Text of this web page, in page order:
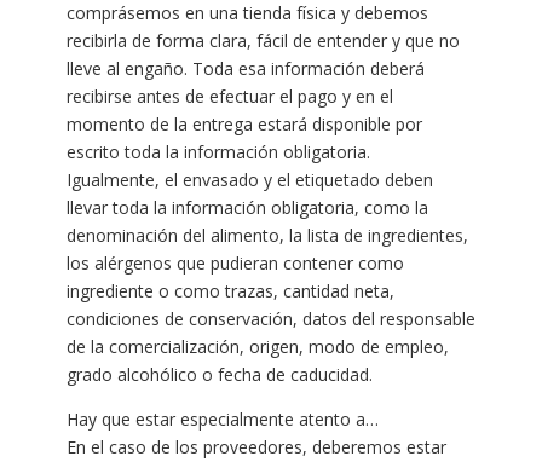
comprásemos en una tienda física y debemos
recibirla de forma clara, fácil de entender y que no
lleve al engaño. Toda esa información deberá
recibirse antes de efectuar el pago y en el
momento de la entrega estará disponible por
escrito toda la información obligatoria.
Igualmente, el envasado y el etiquetado deben
llevar toda la información obligatoria, como la
denominación del alimento, la lista de ingredientes,
los alérgenos que pudieran contener como
ingrediente o como trazas, cantidad neta,
condiciones de conservación, datos del responsable
de la comercialización, origen, modo de empleo,
grado alcohólico o fecha de caducidad.
Hay que estar especialmente atento a…
En el caso de los proveedores, deberemos estar